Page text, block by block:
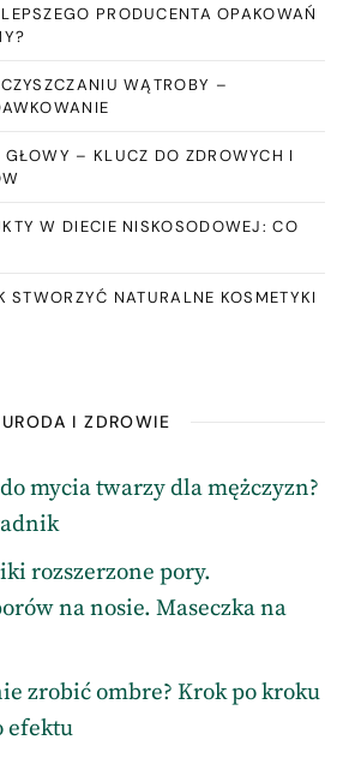
PRODUCENTA OPAKOWAŃ
WĄTROBY –
GŁOWY – KLUCZ DO ZDROWYCH I
W DIECIE NISKOSODOWEJ: CO
STWORZYĆ NATURALNE KOSMETYKI
URODA I ZDROWIE
mycia twarzy dla mężczyzn?
rozszerzone pory.
na nosie. Maseczka na
zrobić ombre? Krok po kroku
efektu